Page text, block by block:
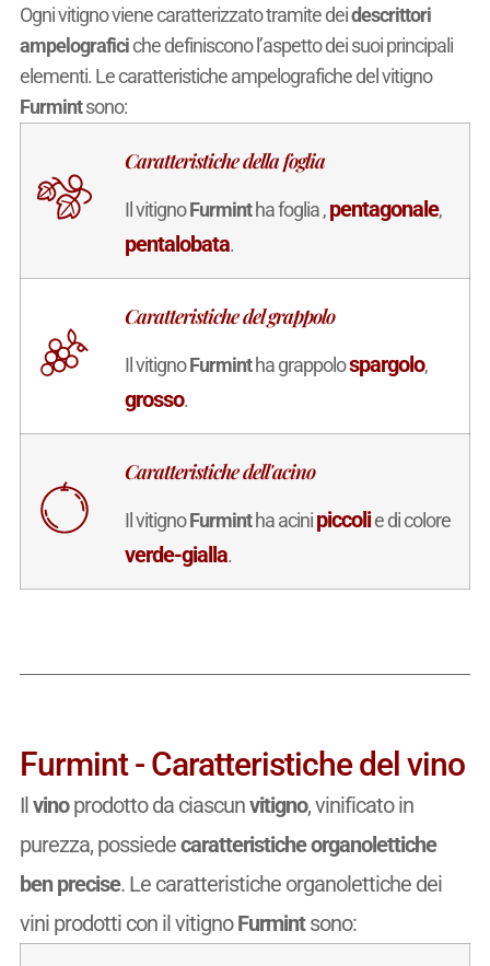
Ogni vitigno viene caratterizzato tramite deidescrittori
ampelograficiche definiscono l’aspetto dei suoi principali
elementi. Le caratteristiche ampelografiche del vitigno
Furmintsono:
Caratteristiche della foglia
Il vitignoFurmintha foglia ,pentagonale,
pentalobata.
Caratteristiche del grappolo
Il vitignoFurmintha grappolospargolo,
grosso.
Caratteristiche dell'acino
Il vitignoFurmintha acinipiccolie di colore
verde-gialla.
Furmint - Caratteristiche del vino
Ilvinoprodotto da ciascunvitigno, vinificato in
purezza, possiedecaratteristiche organolettiche
ben precise. Le caratteristiche organolettiche dei
vini prodotti con il vitignoFurmintsono: